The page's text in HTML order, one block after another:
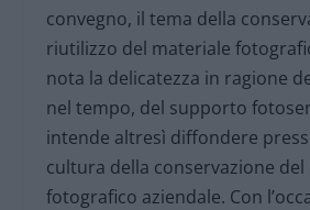
convegno, il tema della
riutilizzo del materiale
nota la delicatezza in ragione
nel tempo, del supporto
intende altresì diffondere
cultura della conservazione
fotografico aziendale. Con